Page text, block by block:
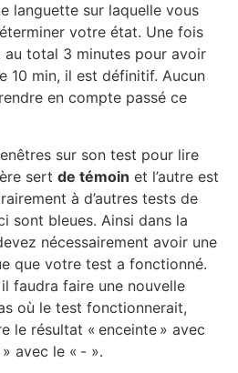
languette sur laquelle vous
votre état. Une fois
au total 3 minutes pour avoir
10 min, il est définitif. Aucun
en compte passé ce
sur son test pour lire
sert de témoin et l’autre est
à d’autres tests de
sont bleues. Ainsi dans la
nécessairement avoir une
que votre test a fonctionné.
faudra faire une nouvelle
où le test fonctionnerait,
le résultat « enceinte » avec
avec le « - ».